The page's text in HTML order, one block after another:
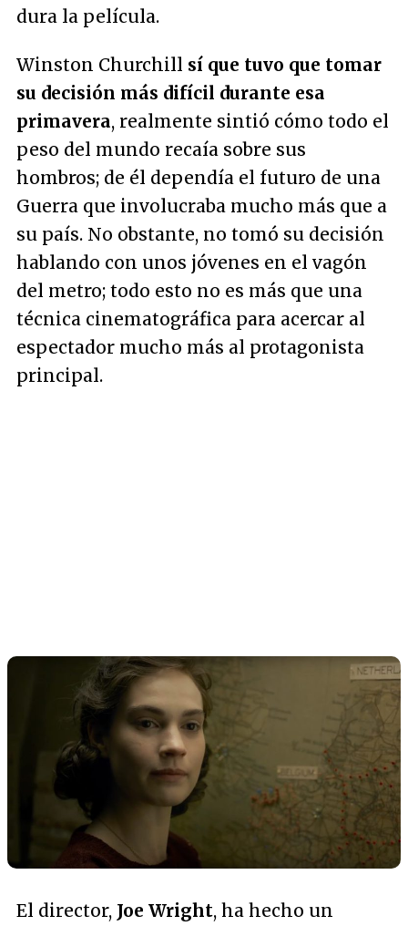
dura la película.
Winston Churchill sí que tuvo que tomar
su decisión más difícil durante esa
primavera, realmente sintió cómo todo el
peso del mundo recaía sobre sus
hombros; de él dependía el futuro de una
Guerra que involucraba mucho más que a
su país. No obstante, no tomó su decisión
hablando con unos jóvenes en el vagón
del metro; todo esto no es más que una
técnica cinematográfica para acercar al
espectador mucho más al protagonista
principal.
El director, Joe Wright, ha hecho un